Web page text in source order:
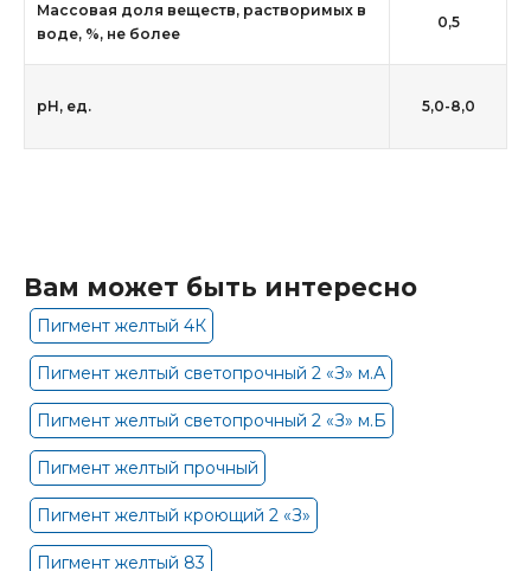
Массовая доля веществ, растворимых в
воде, %, не более
0,5
рН, ед. 5,0-8,0
Вам может быть интересно
Пигмент желтый 4К
Пигмент желтый светопрочный 2 «З» м.А
Пигмент желтый светопрочный 2 «З» м.Б
Пигмент желтый прочный
Пигмент желтый кроющий 2 «З»
Пигмент желтый 83